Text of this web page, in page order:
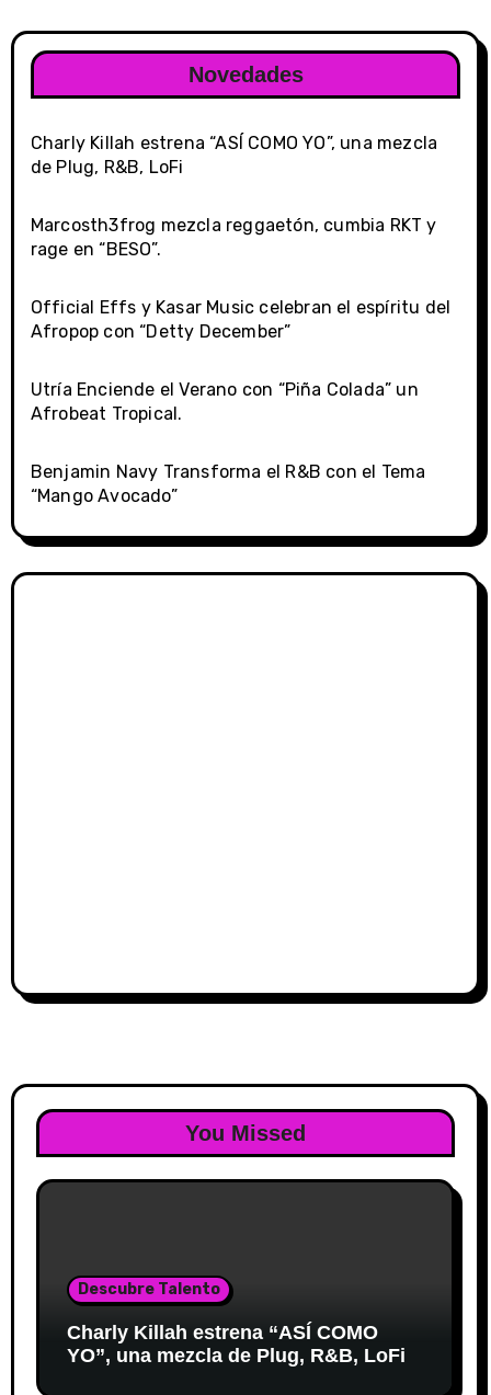
Novedades
Charly Killah estrena “ASÍ COMO YO”, una mezcla
de Plug, R&B, LoFi
Marcosth3frog mezcla reggaetón, cumbia RKT y
rage en “BESO”.
Official Effs y Kasar Music celebran el espíritu del
Afropop con “Detty December”
Utría Enciende el Verano con “Piña Colada” un
Afrobeat Tropical.
Benjamin Navy Transforma el R&B con el Tema
“Mango Avocado”
You Missed
Descubre Talento
Charly Killah estrena “ASÍ COMO
YO”, una mezcla de Plug, R&B, LoFi